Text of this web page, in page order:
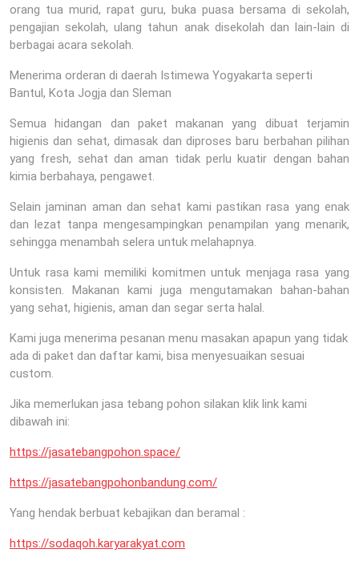
orang tua murid, rapat guru, buka puasa bersama di sekolah,
pengajian sekolah, ulang tahun anak disekolah dan lain-lain di
berbagai acara sekolah.
Menerima orderan di daerah Istimewa Yogyakarta seperti
Bantul, Kota Jogja dan Sleman
Semua hidangan dan paket makanan yang dibuat terjamin
higienis dan sehat, dimasak dan diproses baru berbahan pilihan
yang fresh, sehat dan aman tidak perlu kuatir dengan bahan
kimia berbahaya, pengawet.
Selain jaminan aman dan sehat kami pastikan rasa yang enak
dan lezat tanpa mengesampingkan penampilan yang menarik,
sehingga menambah selera untuk melahapnya.
Untuk rasa kami memiliki komitmen untuk menjaga rasa yang
konsisten. Makanan kami juga mengutamakan bahan-bahan
yang sehat, higienis, aman dan segar serta halal.
Kami juga menerima pesanan menu masakan apapun yang tidak
ada di paket dan daftar kami, bisa menyesuaikan sesuai
custom.
Jika memerlukan jasa tebang pohon silakan klik link kami
dibawah ini:
https://jasatebangpohon.space/
https://jasatebangpohonbandung.com/
Yang hendak berbuat kebajikan dan beramal :
https://sodaqoh.karyarakyat.com